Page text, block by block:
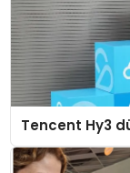
Tencent Hy3